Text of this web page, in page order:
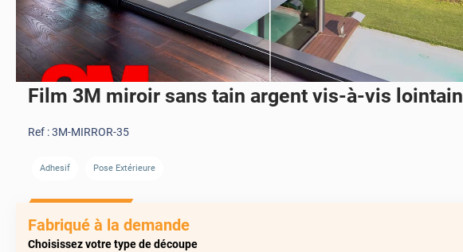
Film 3M miroir sans tain argent vis-à-vis lointain
Ref :3M-MIRROR-35
Adhesif Pose Extérieure
Fabriqué à la demande
Choisissez votre type de découpe